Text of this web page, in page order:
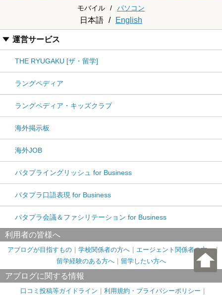
モバイル / パソコン
日本語 / English
運営サービス
THE RYUGAKU [ザ・留学]
ラングペディア
ラングペディア・キッズクラブ
海外掲示板
海外JOB
パタプライングリッシュ for Business
パタプラ口語表現 for Business
パタプラ会議＆ファシリテーション for Business
利用者の皆様へ
アブログが目指すもの 学校関係者の方へ
エージェント関係者の方へ
留学経験のある方へ
留学したい方へ
アブログに関する情報
口コミ投稿等ガイドライン 利用規約・プライバシーポリシー